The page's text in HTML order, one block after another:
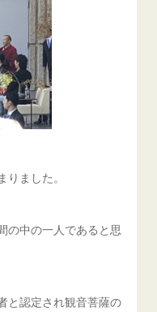
ました。
の中の一人であると思
と認定され観音菩薩の